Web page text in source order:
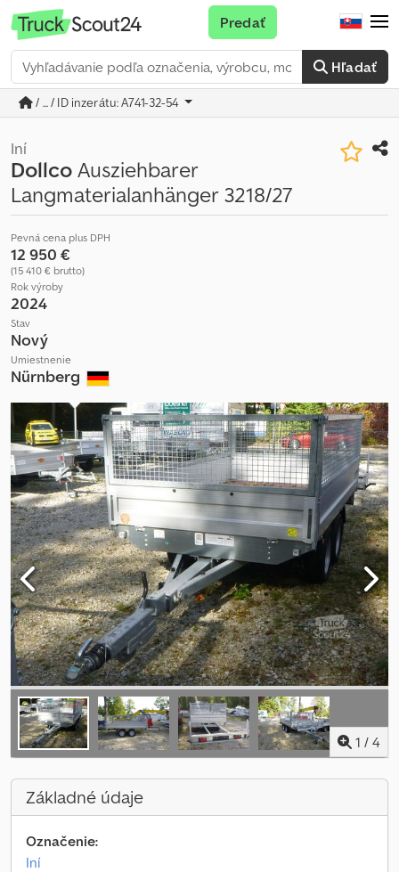
Hľadať
Predať
/ ... / ID inzerátu: A741-32-54
Iní
DollcoAusziehbarer
Langmaterialanhänger 3218/27
Pevná cena plus DPH
12 950 €
(15 410 € brutto)
Rok výroby
2024
Stav
Nový
Umiestnenie
Nürnberg
1 / 4
Základné údaje
Označenie:
Iní